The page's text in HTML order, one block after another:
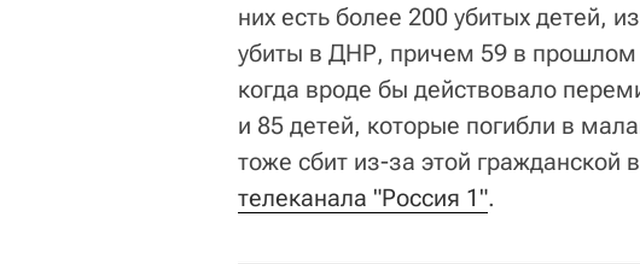
них есть более 200 убитых детей,
убиты в ДНР, причем 59 в прошлом
когда вроде бы действовало
и 85 детей, которые погибли в
тоже сбит из-за этой
телеканала "Россия 1".